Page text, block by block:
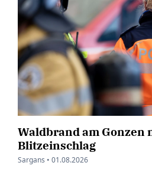
Waldbrand am Gonzen
Blitzeinschlag
Sargans • 01.08.2026